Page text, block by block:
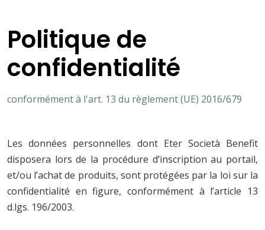
Politique de
confidentialité
conformément à l'art. 13 du règlement (UE) 2016/679
Les données personnelles dont Eter Società Benefit
disposera lors de la procédure d’inscription au portail,
et/ou l’achat de produits, sont protégées par la loi sur la
confidentialité en figure, conformément à l’article 13
d.lgs. 196/2003.